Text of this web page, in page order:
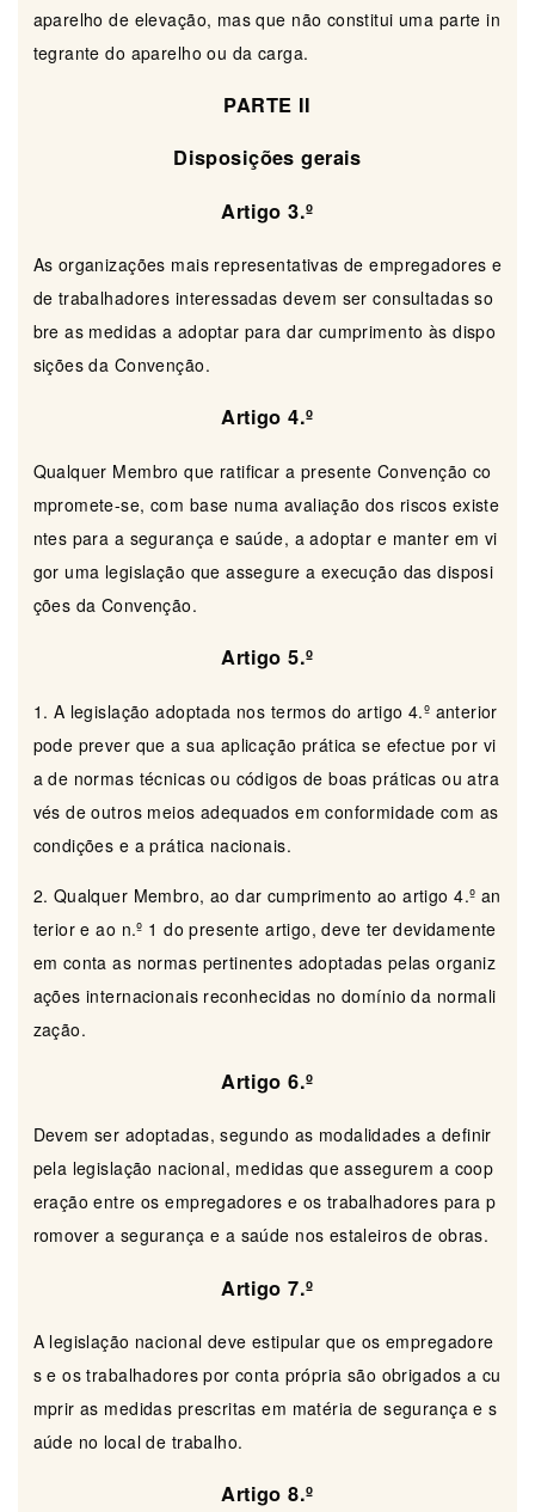
aparelho de elevação, mas que não constitui uma parte in
tegrante do aparelho ou da carga.
PARTE II
Disposições gerais
Artigo 3.º
As organizações mais representativas de empregadores e
de trabalhadores interessadas devem ser consultadas so
bre as medidas a adoptar para dar cumprimento às dispo
sições da Convenção.
Artigo 4.º
Qualquer Membro que ratificar a presente Convenção co
mpromete-se, com base numa avaliação dos riscos existe
ntes para a segurança e saúde, a adoptar e manter em vi
gor uma legislação que assegure a execução das disposi
ções da Convenção.
Artigo 5.º
1. A legislação adoptada nos termos do artigo 4.º anterior
pode prever que a sua aplicação prática se efectue por vi
a de normas técnicas ou códigos de boas práticas ou atra
vés de outros meios adequados em conformidade com as
condições e a prática nacionais.
2. Qualquer Membro, ao dar cumprimento ao artigo 4.º an
terior e ao n.º 1 do presente artigo, deve ter devidamente
em conta as normas pertinentes adoptadas pelas organiz
ações internacionais reconhecidas no domínio da normali
zação.
Artigo 6.º
Devem ser adoptadas, segundo as modalidades a definir
pela legislação nacional, medidas que assegurem a coop
eração entre os empregadores e os trabalhadores para p
romover a segurança e a saúde nos estaleiros de obras.
Artigo 7.º
A legislação nacional deve estipular que os empregadore
s e os trabalhadores por conta própria são obrigados a cu
mprir as medidas prescritas em matéria de segurança e s
aúde no local de trabalho.
Artigo 8.º